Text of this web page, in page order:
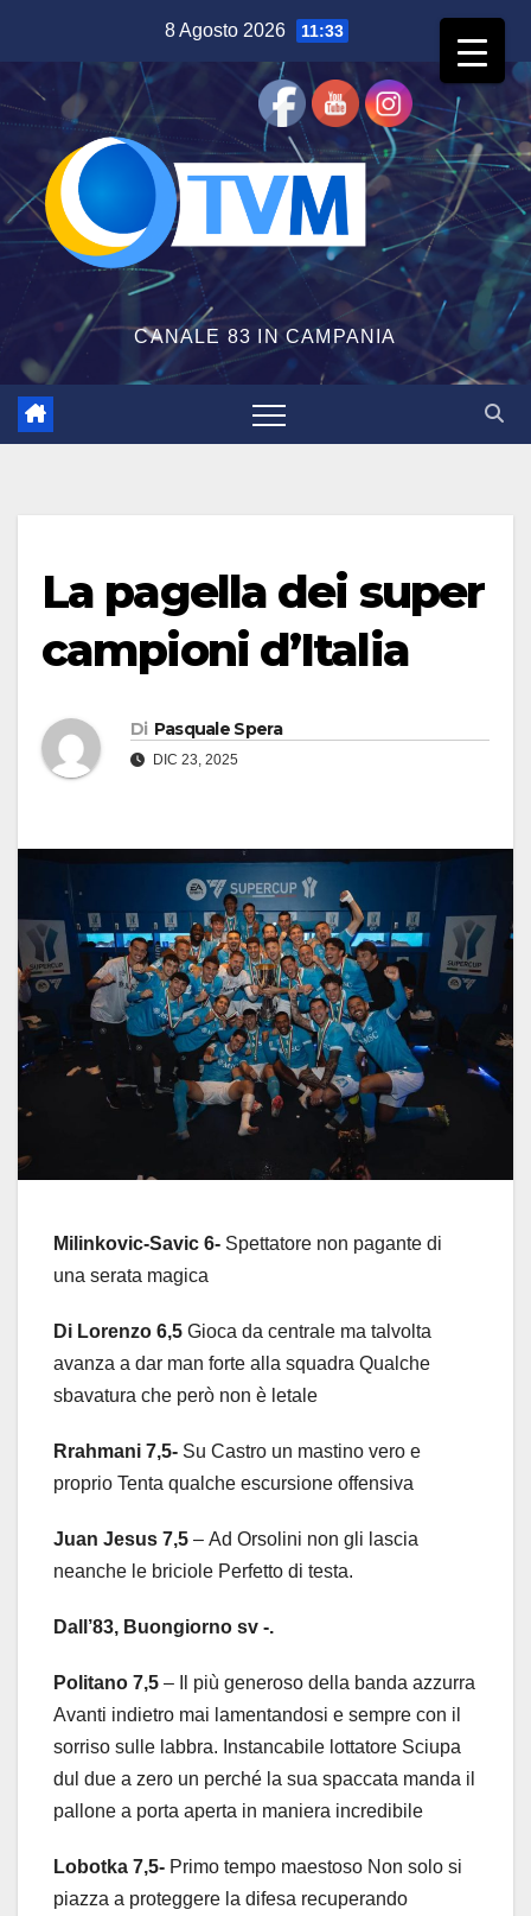
contenuto
8 Agosto 2026 11:33
CANALE 83 IN CAMPANIA
La pagella dei super
campioni d’Italia
Di Pasquale Spera
DIC 23, 2025
Milinkovic-Savic 6- Spettatore non pagante di
una serata magica
Di Lorenzo 6,5 Gioca da centrale ma talvolta
avanza a dar man forte alla squadra Qualche
sbavatura che però non è letale
Rrahmani 7,5- Su Castro un mastino vero e
proprio Tenta qualche escursione offensiva
Juan Jesus 7,5 – Ad Orsolini non gli lascia
neanche le briciole Perfetto di testa.
Dall’83, Buongiorno sv -.
Politano 7,5 – Il più generoso della banda azzurra
Avanti indietro mai lamentandosi e sempre con il
sorriso sulle labbra. Instancabile lottatore Sciupa
dul due a zero un perché la sua spaccata manda il
pallone a porta aperta in maniera incredibile
Lobotka 7,5- Primo tempo maestoso Non solo si
piazza a proteggere la difesa recuperando